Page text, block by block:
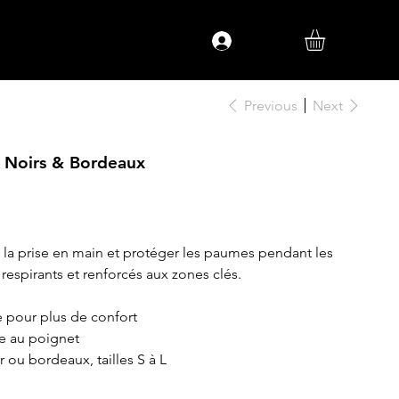
Previous Next
Noirs & Bordeaux
prise en main et protéger les paumes pendant les
et renforcés aux zones clés.
pour plus de confort
au poignet
ou bordeaux, tailles S à L